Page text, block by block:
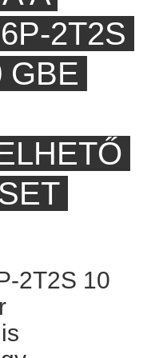
2T2S
GBE
2T2S 10